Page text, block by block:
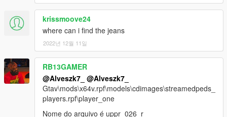
krissmoove24
where can i find the jeans
2022년 12월 11일
RB13GAMER
@Alveszk7_ @Alveszk7_
Gtav\mods\x64v.rpf\models\cdimages\streamedpeds_
players.rpf\player_one
Nome do arquivo é uppr_026_r